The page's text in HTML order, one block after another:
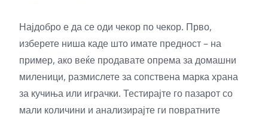
Најдобро е да се оди чекор по чекор. Прво,
изберете ниша каде што имате предност – на
пример, ако веќе продавате опрема за домашни
миленици, размислете за сопствена марка храна
за кучиња или играчки. Тестирајте го пазарот со
мали количини и анализирајте ги повратните